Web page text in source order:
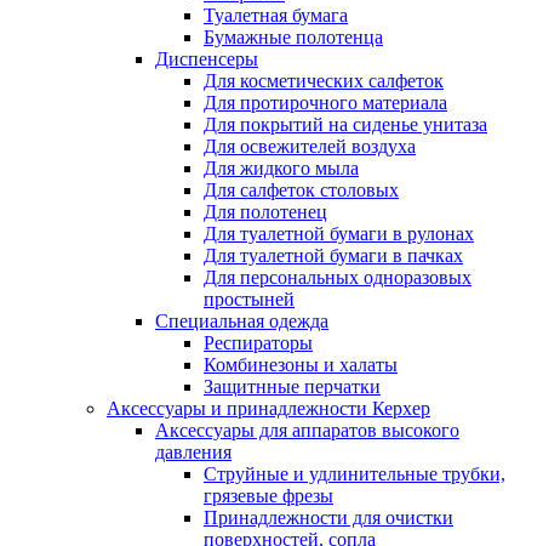
Туалетная бумага
Бумажные полотенца
Диспенсеры
Для косметических салфеток
Для протирочного материала
Для покрытий на сиденье унитаза
Для освежителей воздуха
Для жидкого мыла
Для салфеток столовых
Для полотенец
Для туалетной бумаги в рулонах
Для туалетной бумаги в пачках
Для персональных одноразовых
простыней
Специальная одежда
Респираторы
Комбинезоны и халаты
Защитнные перчатки
Аксессуары и принадлежности Керхер
Аксессуары для аппаратов высокого
давления
Струйные и удлинительные трубки,
грязевые фрезы
Принадлежности для очистки
поверхностей, сопла